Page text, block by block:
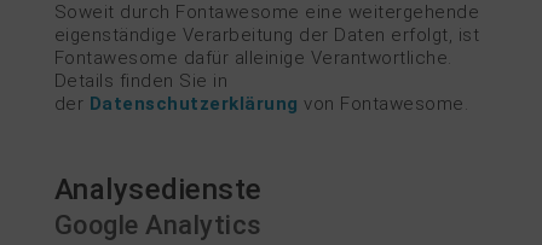
Soweit durch Fontawesome eine weitergehende
eigenständige Verarbeitung der Daten erfolgt, ist
Fontawesome dafür alleinige Verantwortliche.
Details finden Sie in
der Datenschutzerklärung von Fontawesome.
Analysedienste
Google Analytics